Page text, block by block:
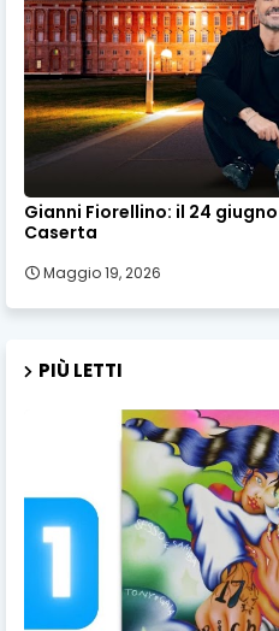
Gianni Fiorellino: il 24
Caserta
Maggio 19, 2026
PIÙ LETTI